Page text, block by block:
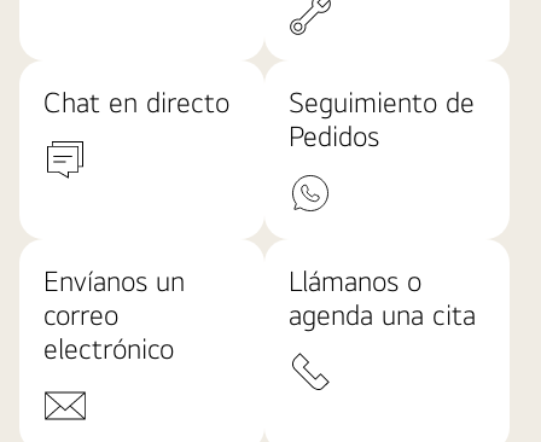
Chat en directo
Seguimiento de
Pedidos
Envíanos un
correo
electrónico
Llámanos o
agenda una cita